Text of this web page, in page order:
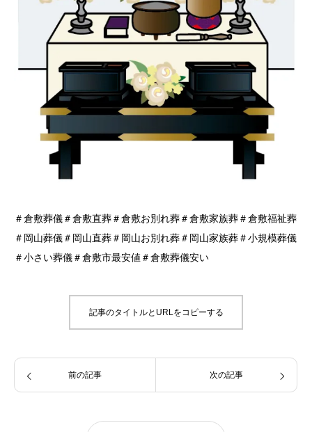
＃倉敷葬儀＃倉敷直葬＃倉敷お別れ葬＃倉敷家族葬＃倉敷福祉葬
＃岡山葬儀＃岡山直葬＃岡山お別れ葬＃岡山家族葬＃小規模葬儀
＃小さい葬儀＃倉敷市最安値＃倉敷葬儀安い
記事のタイトルとURLをコピーする
前の記事 次の記事